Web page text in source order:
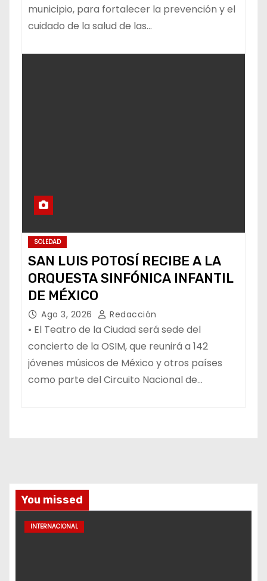
municipio, para fortalecer la prevención y el
cuidado de la salud de las…
SOLEDAD
SAN LUIS POTOSÍ RECIBE A LA
ORQUESTA SINFÓNICA INFANTIL
DE MÉXICO
Ago 3, 2026 Redacción
• El Teatro de la Ciudad será sede del
concierto de la OSIM, que reunirá a 142
jóvenes músicos de México y otros países
como parte del Circuito Nacional de…
You missed
INTERNACIONAL